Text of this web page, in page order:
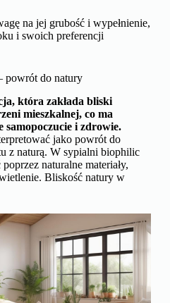
na jej grubość i wypełnienie,
i swoich preferencji
powrót do natury
która zakłada bliski
mieszkalnej, co ma
samopoczucie i zdrowie.
jako powrót do
z naturą. W sypialni biophilic
naturalne materiały,
Bliskość natury w